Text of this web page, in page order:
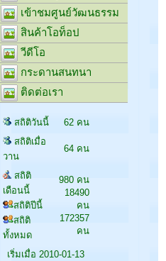
เข้าชมศูนย์วัฒนธรรม
สินค้าโอท็อป
วีดีโอ
กระดานสนทนา
ติดต่อเรา
สถิติวันนี้
62 คน
สถิติเมื่อ
วาน
64 คน
สถิติ
เดือนนี้
สถิติปีนี้
สถิติ
ทั้งหมด
980 คน
18490
คน
172357
คน
เริ่มเมื่อ 2010-01-13